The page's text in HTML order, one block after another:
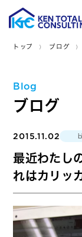
トップ ブログ
Blog
ブログ
2015.11.02
最近わたし
れはカリッ